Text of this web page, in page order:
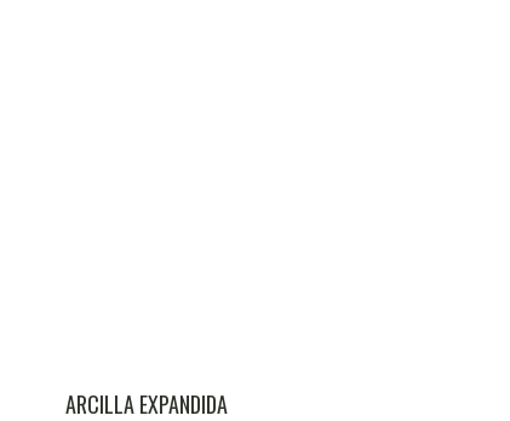
ARCILLA EXPANDIDA